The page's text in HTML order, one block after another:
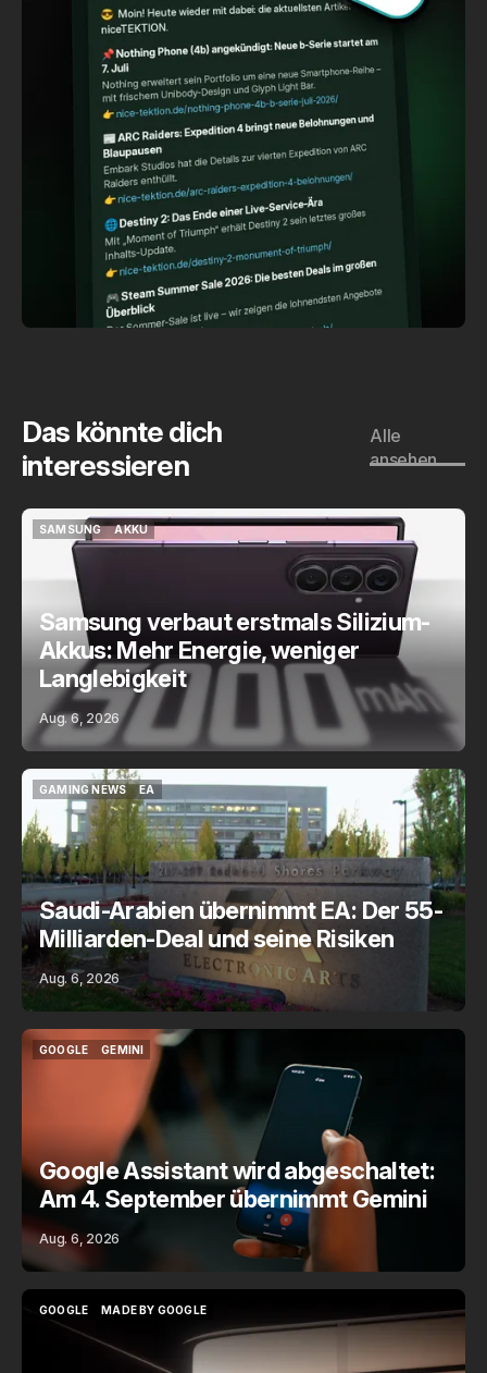
Das könnte dich
interessieren
Alle
ansehen
SAMSUNG
SAMSUNG
AKKU
AKKU
Samsung verbaut erstmals Silizium-
Akkus: Mehr Energie, weniger
Langlebigkeit
Aug. 6, 2026
GAMING NEWS
GAMING NEWS
EA
EA
Saudi-Arabien übernimmt EA: Der 55-
Milliarden-Deal und seine Risiken
Aug. 6, 2026
GOOGLE
GEMINI
Google Assistant wird abgeschaltet:
Am 4. September übernimmt Gemini
Aug. 6, 2026
GOOGLE
GOOGLE
MADE BY GOOGLE